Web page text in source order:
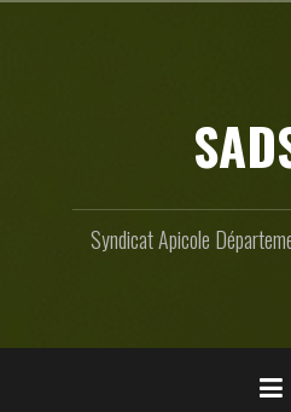
Syndicat Apicole